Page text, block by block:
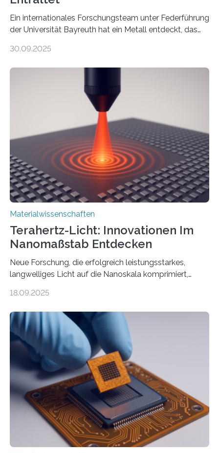
Ein internationales Forschungsteam unter Federführung
der Universität Bayreuth hat ein Metall entdeckt, das
Dadurch ist es in der Lage, eine sogenannte zweite
Nichtmetallen vorkommt und insbesondere für
Sensorik und Elektrotechnik von Interesse ist. Über ihre
Erkenntnisse berichten die Forschenden im Journal of
the American Chemical Society. —What for?
Materialien, die gleichzeitig Strom leiten und Licht
beeinflussen können, sind für viele moderne
Technologien…
30.09.2025
Materialwissenschaften
Terahertz-Licht: Innovationen Im
Nanomaßstab Entdecken
Neue Forschung, die erfolgreich leistungsstarkes,
langwelliges Licht auf die Nanoskala komprimiert,
optoelektronischen Geräten ermöglichen, geleitet von
Forschung, die erfolgreich leistungsstarkes,
langwelliges Licht auf die Nanoskala komprimiert,
könnte Fortschritte in der Terahertz-Optik und bei
optoelektronischen Geräten ermöglichen, geleitet von
Vanderbilt und dem Fritz-Haber-Institut Josh Caldwell,
Professor für Maschinenbau und Direktor des
interdisziplinären Graduiertenprogramms für
Materialwissenschaften an der Vanderbilt University,
und Alexander Paarmann vom Fritz-Haber-Institut
leiteten ein internationales Forschungsprojekt, das…
18.09.2025